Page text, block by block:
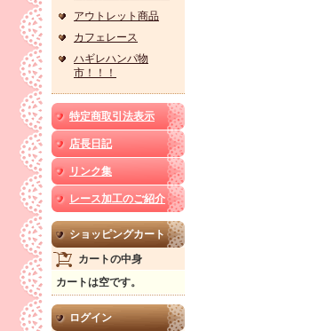
アウトレット商品
カフェレース
ハギレハンパ物
市！！！
特定商取引法表示
店長日記
リンク集
レース加工のご紹介
ショッピングカート
カートの中身
カートは空です。
ログイン